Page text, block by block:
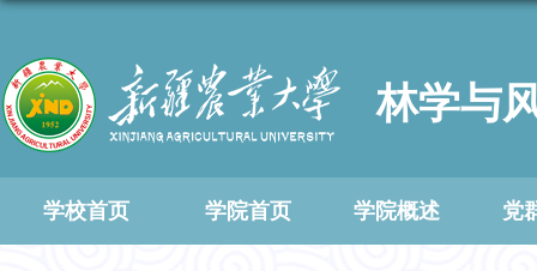
林学与
学校首页 学院首页 学院概述 党